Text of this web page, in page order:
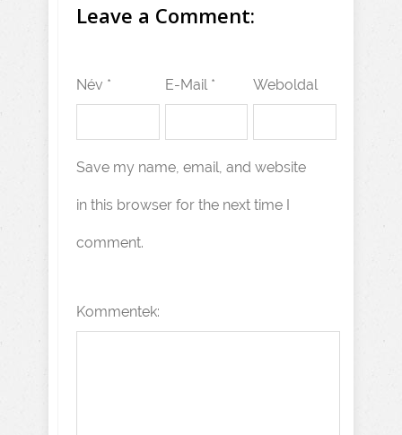
Leave a Comment:
Név * E-Mail * Weboldal
Save my name, email, and website
in this browser for the next time I
comment.
Kommentek: